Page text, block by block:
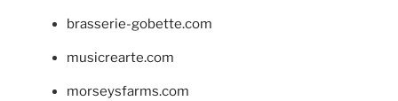
brasserie-gobette.com
musicrearte.com
morseysfarms.com